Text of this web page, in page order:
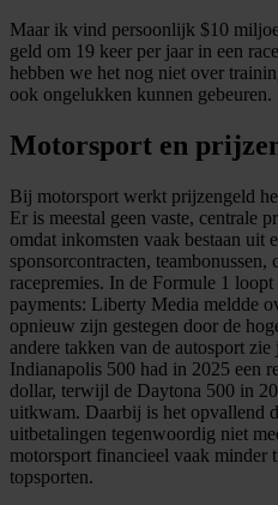
Maar ik vind persoonlijk $10
geld om 19 keer per jaar in een
hebben we het nog niet over
ook ongelukken kunnen gebeuren.
Motorsport en
Bij motorsport werkt prijzengeld
Er is meestal geen vaste, centrale
omdat inkomsten vaak bestaan uit
sponsorcontracten,
racepremies. In de Formule 1
payments: Liberty Media meldde
opnieuw zijn gestegen door de
andere takken van de autosport
Indianapolis 500 had in 2025 een
dollar, terwijl de Daytona 500 in
uitkwam. Daarbij is het opvallend
uitbetalingen tegenwoordig niet
motorsport financieel vaak minder
topsporten.